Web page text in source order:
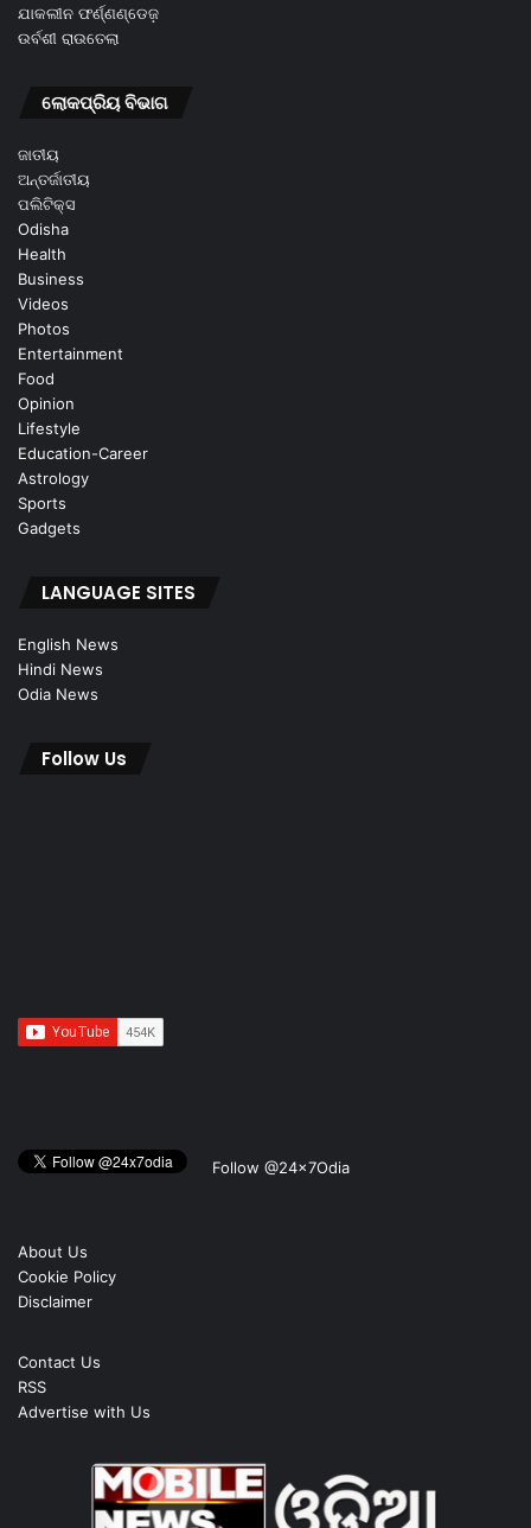
ଯାକଲୀନ ଫର୍ଣ୍ଣଣ୍ଡେଜ଼
ଉର୍ବଶୀ ରାଉତେଲା
ଲୋକପ୍ରିୟ ବିଭାଗ
ଜାତୀୟ
ଅନ୍ତର୍ଜାତୀୟ
ପଲିଟିକ୍ସ
Odisha
Health
Business
Videos
Photos
Entertainment
Food
Opinion
Lifestyle
Education-Career
Astrology
Sports
Gadgets
LANGUAGE SITES
English News
Hindi News
Odia News
Follow Us
Follow @24x7Odia
About Us
Cookie Policy
Disclaimer
Contact Us
RSS
Advertise with Us